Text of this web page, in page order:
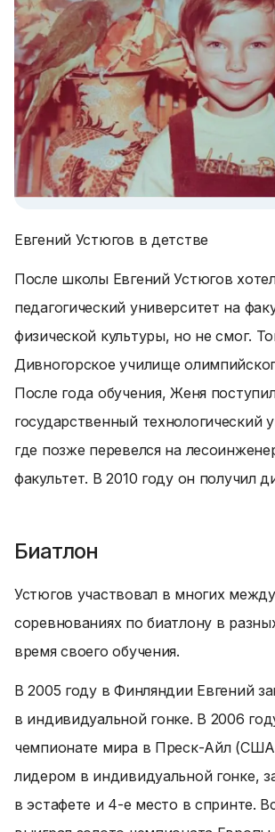
Евгений Устюгов в детстве
После школы Евгений Устюгов
педагогический университет на
физической культуры, но не смог.
Дивногорское училище
После года обучения, Женя
государственный технологический
где позже перевелся на
факультет. В 2010 году он получил
Биатлон
Устюгов участвовал в многих
соревнованиях по биатлону в
время своего обучения.
В 2005 году в Финляндии Евгений
в индивидуальной гонке. В 2006
чемпионате мира в Преск-Айл
лидером в индивидуальной гонке,
в эстафете и 4-е место в спринте.